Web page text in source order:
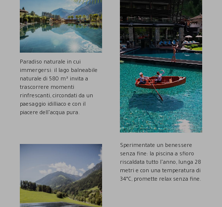
Paradiso naturale in cui
immergersi: il lago balneabile
naturale di 580 m² invita a
trascorrere momenti
rinfrescanti, circondati da un
paesaggio idilliaco e con il
piacere dell’acqua pura.
Sperimentate un benessere
senza fine: la piscina a sfioro
riscaldata tutto l’anno, lunga 28
metri e con una temperatura di
34°C, promette relax senza fine.